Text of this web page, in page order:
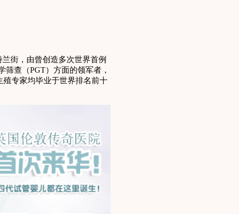
街，由曾创造多次世界首例
筛查（PGT）方面的领军者，
专家均毕业于世界排名前十